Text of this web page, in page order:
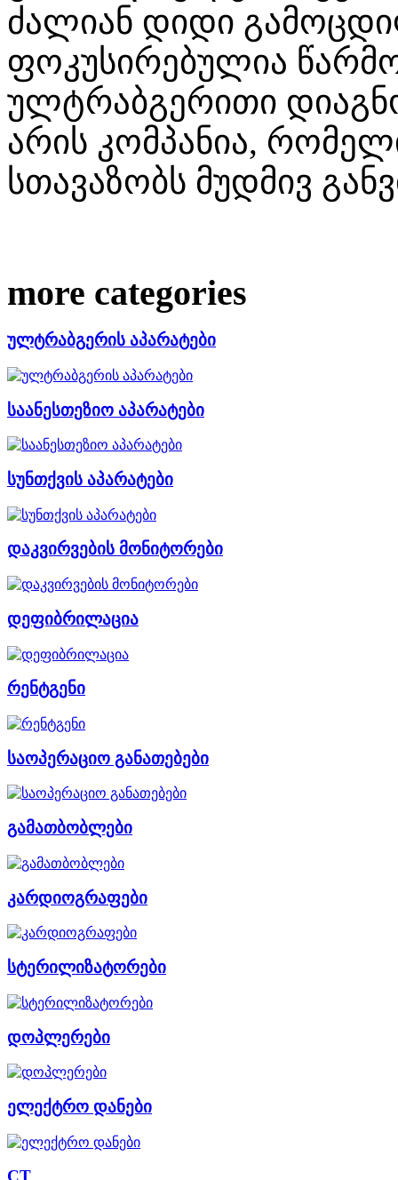
ძალიან დიდი
ფოკუსირებულია
ულტრაბგერითი
არის კომპანია,
სთავაზობს მუდმივ
more categories
ულტრაბგერის აპარატები
საანესთეზიო აპარატები
სუნთქვის აპარატები
დაკვირვების მონიტორები
დეფიბრილაცია
რენტგენი
საოპერაციო განათებები
გამათბობლები
კარდიოგრაფები
სტერილიზატორები
დოპლერები
ელექტრო დანები